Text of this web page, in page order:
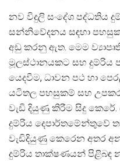
නව විදුලි සංදේශ පද්ධතිය
සන්නිවේදනය සඳහා
අඩු කරනු ඇත. මෙම
මූලස්ථානයකට සහ දුම්රිය
යෙදවීම, ධාවන පථ හා
යටිතල පහසුකම් සහ
වැඩි දියුණු කිරීම සිදු කෙරේ.
දුම්රිය දෙපාර්තමේන්තුවේ
වැඩිදියුණු කෙරෙන අතර
දුම්රිය තාක්ෂණයන් පිළිබඳ